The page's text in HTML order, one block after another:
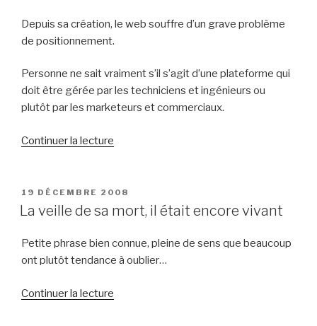
Depuis sa création, le web souffre d’un grave problème
de positionnement.
Personne ne sait vraiment s’il s’agit d’une plateforme qui
doit être gérée par les techniciens et ingénieurs ou
plutôt par les marketeurs et commerciaux.
Continuer la lecture
ne
sert
rien »
PUBLIÉ
LE
19 DÉCEMBRE 2008
La veille de sa mort, il était encore vivant
Petite phrase bien connue, pleine de sens que beaucoup
ont plutôt tendance à oublier…
Continuer la lecture